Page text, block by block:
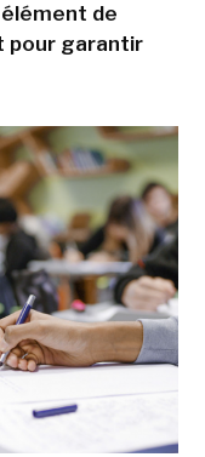
de
pour garantir